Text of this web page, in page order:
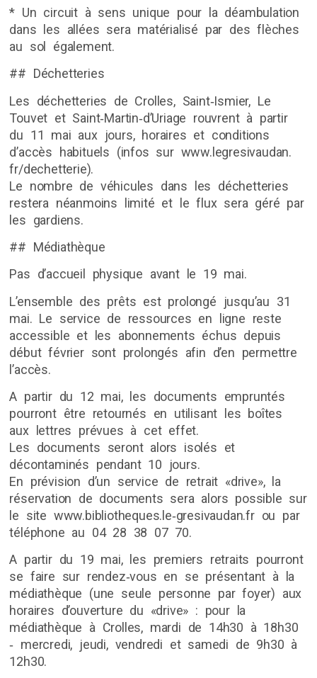
* Un circuit à sens unique pour la déambulation
dans les allées sera matérialisé par des flèches
au sol également.
## Déchetteries
Les déchetteries de Crolles, Saint‐Ismier, Le
Touvet et Saint‐Martin‐d’Uriage rouvrent à partir
du 11 mai aux jours, horaires et conditions
d’accès habituels (infos sur www.legresivaudan.
fr/dechetterie).
Le nombre de véhicules dans les déchetteries
restera néanmoins limité et le flux sera géré par
les gardiens.
## Médiathèque
Pas d’accueil physique avant le 19 mai.
L’ensemble des prêts est prolongé jusqu’au 31
mai. Le service de ressources en ligne reste
accessible et les abonnements échus depuis
début février sont prolongés afin d’en permettre
l’accès.
A partir du 12 mai, les documents empruntés
pourront être retournés en utilisant les boîtes
aux lettres prévues à cet effet.
Les documents seront alors isolés et
décontaminés pendant 10 jours.
En prévision d’un service de retrait «drive», la
réservation de documents sera alors possible sur
le site www.bibliotheques.le‐gresivaudan.fr ou par
téléphone au 04 28 38 07 70.
A partir du 19 mai, les premiers retraits pourront
se faire sur rendez‐vous en se présentant à la
médiathèque (une seule personne par foyer) aux
horaires d’ouverture du «drive» : pour la
médiathèque à Crolles, mardi de 14h30 à 18h30
‐ mercredi, jeudi, vendredi et samedi de 9h30 à
12h30.